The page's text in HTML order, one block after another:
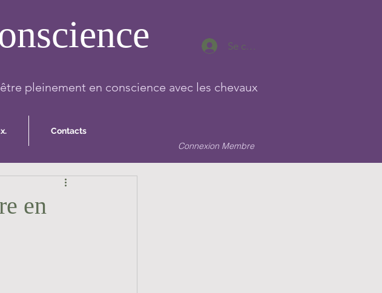
pleinement en conscience avec les chevaux
Contacts
Connexion Membre
Se connecter
en